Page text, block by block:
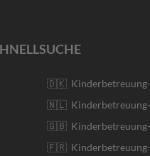
🇩🇰 Kinderbetreuung-
🇳🇱 Kinderbetreuung-
🇬🇧 Kinderbetreuung-
🇫🇷 Kinderbetreuung-